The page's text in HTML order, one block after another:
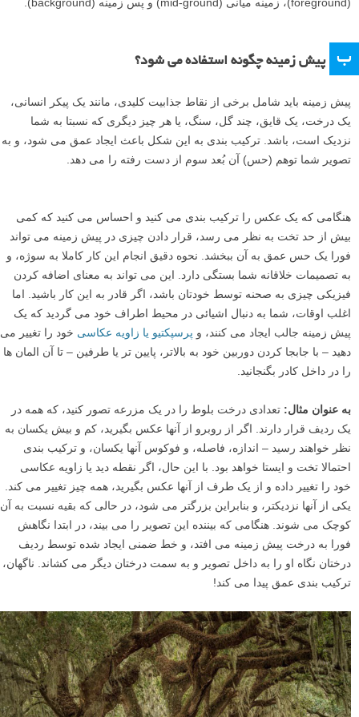
(foreground)، زمینه میانی (mid-ground) و پس زمینه (background).
ب پیش زمینه چگونه استفاده می شود؟
پیش زمینه باید شامل برخی از نقاط جذابیت کلیدی، مانند یک پیکر انسانی،
یک درخت، یک قایق، چند گل، سنگ، یا هر چیز دیگری که نسبتا به شما
نزدیک است، باشد. ترکیب بندی به این شکل باعث ایجاد عمق می شود، و به
تصویر شما توهم (حس) آن بُعد سوم از دست رفته را می دهد.
هنگامی که یک عکس را ترکیب بندی می کنید و احساس می کنید که کمی
بیش از حد تخت به نظر می رسد، قرار دادن چیزی در پیش زمینه می تواند
فورا یک حس عمق به آن ببخشد. نحوه دقیق انجام این کار کاملا به سوژه، و
به تصمیمات خلاقانه شما بستگی دارد. این می تواند به معنای اضافه کردن
فیزیکی چیزی به صحنه توسط خودتان باشد، اگر قادر به این کار باشید. اما
اغلب اوقات، شما به دنبال اشیائی در محیط اطراف خود می گردید که یک
پیش زمینه جالب ایجاد می کنند، و
پرسپکتیو یا زاویه عکاسی
خود را تغییر می
دهید – با جابجا کردن دوربین خود به بالاتر، پایین تر یا طرفین – تا آن المان ها
را در داخل کادر بگنجانید.
به عنوان مثال:
تعدادی درخت بلوط را در یک مزرعه تصور کنید، که همه در
یک ردیف قرار دارند. اگر از روبرو از آنها عکس بگیرید، کم و بیش یکسان به
نظر خواهند رسید – اندازه، فاصله، و فوکوس آنها یکسان، و ترکیب بندی
احتمالا تخت و ایستا خواهد بود. با این حال، اگر نقطه دید یا زاویه عکاسی
خود را تغییر داده و از یک طرف از آنها عکس بگیرید، همه چیز تغییر می کند.
یکی از آنها نزدیکتر، و بنابراین بزرگتر می شود، در حالی که بقیه نسبت به آن
کوچک می شوند. هنگامی که بیننده این تصویر را می بیند، در ابتدا نگاهش